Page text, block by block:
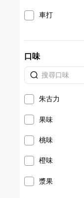
車打
口味
朱古力
果味
桃味
橙味
漿果